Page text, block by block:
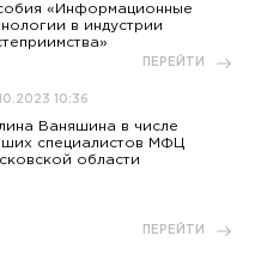
«Информационные
в индустрии
ПЕРЕЙТИ
10:36
Ваняшина в числе
специалистов МФЦ
области
ПЕРЕЙТИ